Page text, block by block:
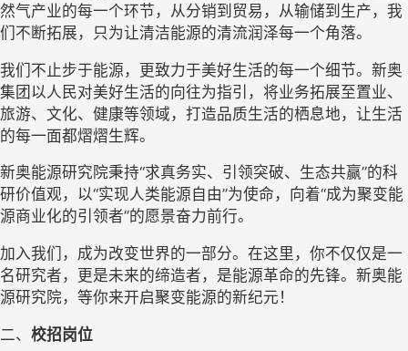
然气产业的每一个环节，从分销到贸易，从输储到生产，我
们不断拓展，只为让清洁能源的清流润泽每一个角落。
我们不止步于能源，更致力于美好生活的每一个细节。新奥
集团以人民对美好生活的向往为指引，将业务拓展至置业、
旅游、文化、健康等领域，打造品质生活的栖息地，让生活
的每一面都熠熠生辉。
新奥能源研究院秉持“求真务实、引领突破、生态共赢”的科
研价值观，以“实现人类能源自由”为使命，向着“成为聚变能
源商业化的引领者”的愿景奋力前行。
加入我们，成为改变世界的一部分。在这里，你不仅仅是一
名研究者，更是未来的缔造者，是能源革命的先锋。新奥能
源研究院，等你来开启聚变能源的新纪元！
二、 校招岗位